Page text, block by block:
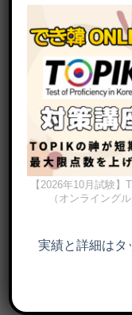
POSTED ON2021年1月26
間接話法 달라고 해요(
【2026年10月試験
（オンライング
実績と詳細は